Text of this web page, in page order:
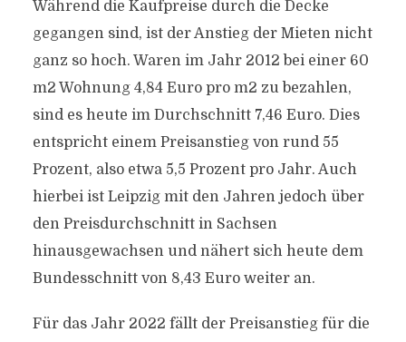
Während die Kaufpreise durch die Decke
gegangen sind, ist der Anstieg der Mieten nicht
ganz so hoch. Waren im Jahr 2012 bei einer 60
m2 Wohnung 4,84 Euro pro m2 zu bezahlen,
sind es heute im Durchschnitt 7,46 Euro. Dies
entspricht einem Preisanstieg von rund 55
Prozent, also etwa 5,5 Prozent pro Jahr. Auch
hierbei ist Leipzig mit den Jahren jedoch über
den Preisdurchschnitt in Sachsen
hinausgewachsen und nähert sich heute dem
Bundesschnitt von 8,43 Euro weiter an.
Für das Jahr 2022 fällt der Preisanstieg für die